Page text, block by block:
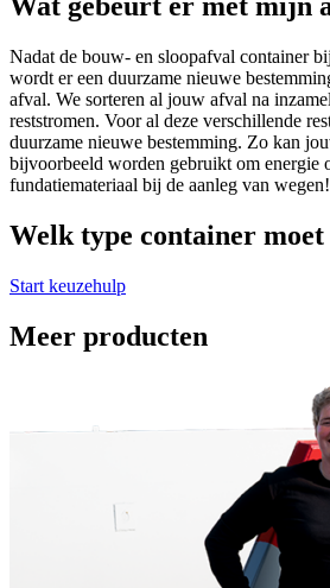
Nadat de bouw- en sloopafval container
wordt er een duurzame nieuwe
afval. We sorteren al jouw afval na
reststromen. Voor al deze verschillende
duurzame nieuwe bestemming. Zo kan
bijvoorbeeld worden gebruikt om energie
fundatiemateriaal bij de aanleg van wegen!
Welk type container
Start keuzehulp
Meer producten